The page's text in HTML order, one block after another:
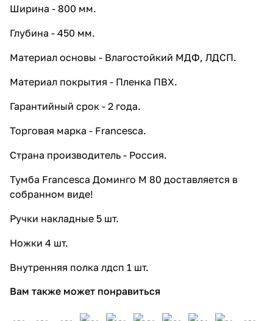
Ширина - 800 мм.
Глубина - 450 мм.
Материал основы - Влагостойкий МДФ, ЛДСП.
Материал покрытия - Пленка ПВХ.
Гарантийный срок - 2 года.
Торговая марка - Francesca.
Страна производитель - Россия.
Тумба Francesca Доминго М 80 доставляется в
собранном виде!
Ручки накладные 5 шт.
Ножки 4 шт.
Внутренняя полка лдсп 1 шт.
Вам также может понравиться